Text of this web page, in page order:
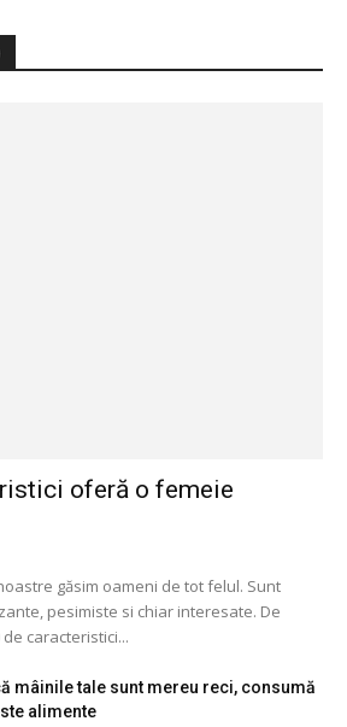
oferă o femeie
găsim oameni de tot felul. Sunt
pesimiste si chiar interesate. De
caracteristici...
mâinile tale sunt mereu reci, consumă
alimente